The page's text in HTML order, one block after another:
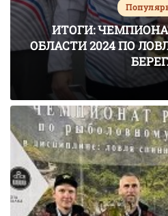
ИТОГИ:
ОБЛАСТИ 2024 ПО